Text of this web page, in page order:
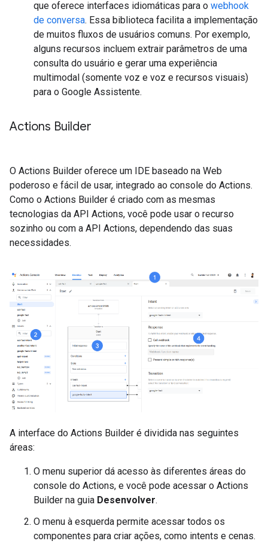
que oferece interfaces idiomáticas para o webhook
de conversa. Essa biblioteca facilita a implementação
de muitos fluxos de usuários comuns. Por exemplo,
alguns recursos incluem extrair parâmetros de uma
consulta do usuário e gerar uma experiência
multimodal (somente voz e voz e recursos visuais)
para o Google Assistente.
Actions Builder
O Actions Builder oferece um IDE baseado na Web
poderoso e fácil de usar, integrado ao console do Actions.
Como o Actions Builder é criado com as mesmas
tecnologias da API Actions, você pode usar o recurso
sozinho ou com a API Actions, dependendo das suas
necessidades.
A interface do Actions Builder é dividida nas seguintes
áreas:
O menu superior dá acesso às diferentes áreas do
console do Actions, e você pode acessar o Actions
Builder na guia Desenvolver.
O menu à esquerda permite acessar todos os
componentes para criar ações, como intents e cenas.